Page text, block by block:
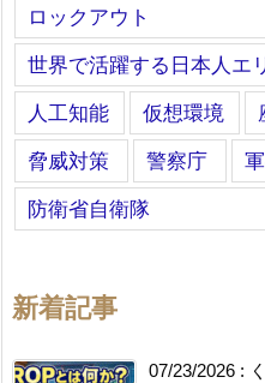
ロックアウト
世界で活躍する日本人エ
人工知能
仮想環境
脅威対策
警察庁
防衛省自衛隊
新着記事
07/23/2026 :